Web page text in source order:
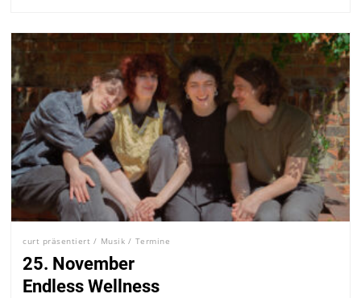
curt präsentiert / Musik / Termine
25. November
Endless Wellness